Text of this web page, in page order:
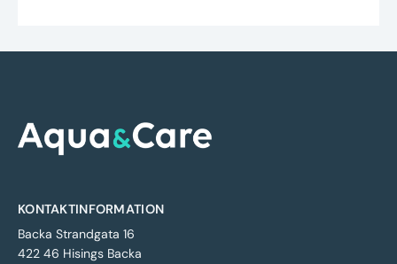
KONTAKTINFORMATION
Backa Strandgata 16
422 46 Hisings Backa